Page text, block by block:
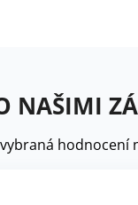
NAŠIMI
hodnocení